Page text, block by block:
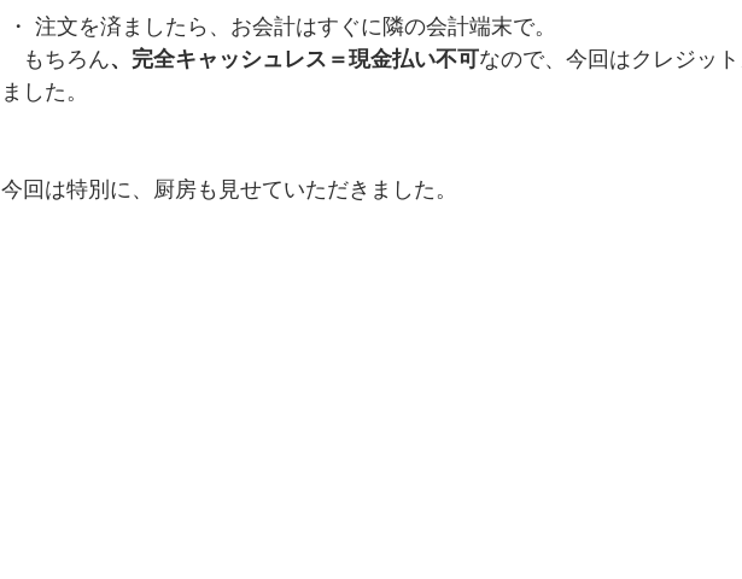
・ 注文を済ましたら、お会計はすぐに隣の会計端末で。
もちろん、完全キャッシュレス＝現金払い不可なので、今回はクレジッ
ました。
今回は特別に、厨房も見せていただきました。